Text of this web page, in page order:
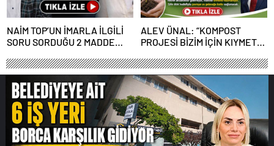
NAİM TOP’UN İMARLA İLGİLİ
SORU SORDUĞU 2 MADDE
ALEV ÜNAL: “KOMPOST
PROJESİ BİZİM İÇİN KIYMETLİ,